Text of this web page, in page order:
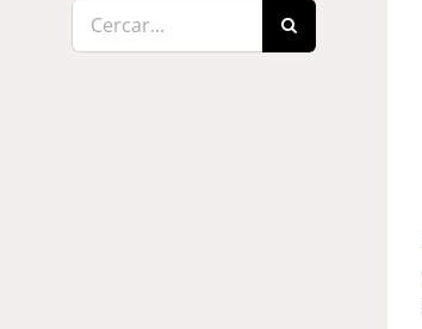
Cerca
…